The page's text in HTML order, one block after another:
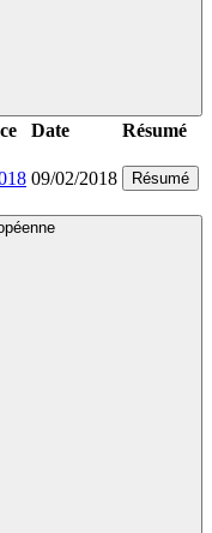
Date
Résumé
09/02/2018 Résumé